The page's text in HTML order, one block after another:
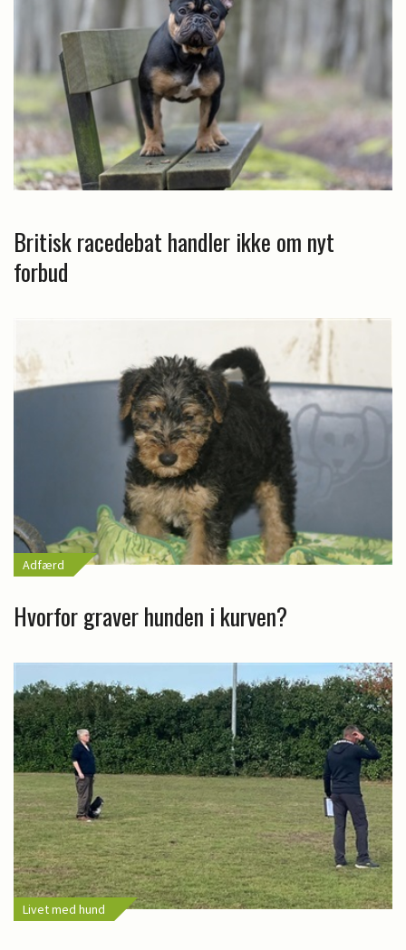
Britisk racedebat handler ikke om nyt
forbud
Adfærd
Hvorfor graver hunden i kurven?
Livet med hund